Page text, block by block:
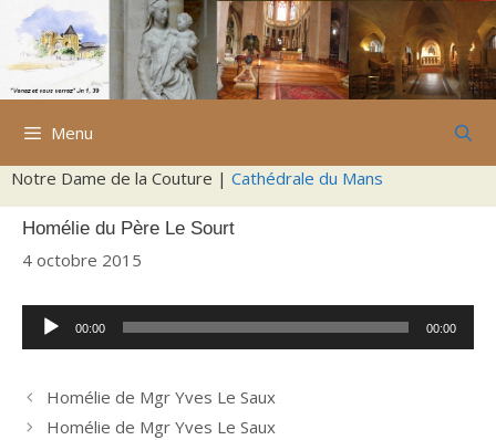
Aller
contenu
Menu
Notre Dame de la Couture | Cathédrale du Mans
Homélie du Père Le Sourt
4 octobre 2015
Lecteur
audio
00:00 00:00
Homélie de Mgr Yves Le Saux
Homélie de Mgr Yves Le Saux